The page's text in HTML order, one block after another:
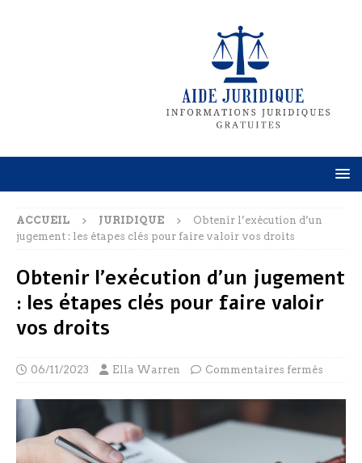
ACCUEIL JURIDIQUE
Obtenir l’exécution d’un
jugement : les étapes clés pour faire valoir vos droits
Obtenir l’exécution d’un jugement
: les étapes clés pour faire valoir
vos droits
06/11/2023 Ella Warren Commentaires fermés